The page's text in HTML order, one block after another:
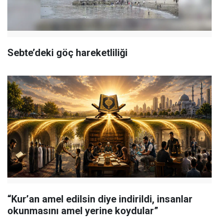
Sebte’deki göç hareketliliği
“Kur’an amel edilsin diye indirildi, insanlar
okunmasını amel yerine koydular”